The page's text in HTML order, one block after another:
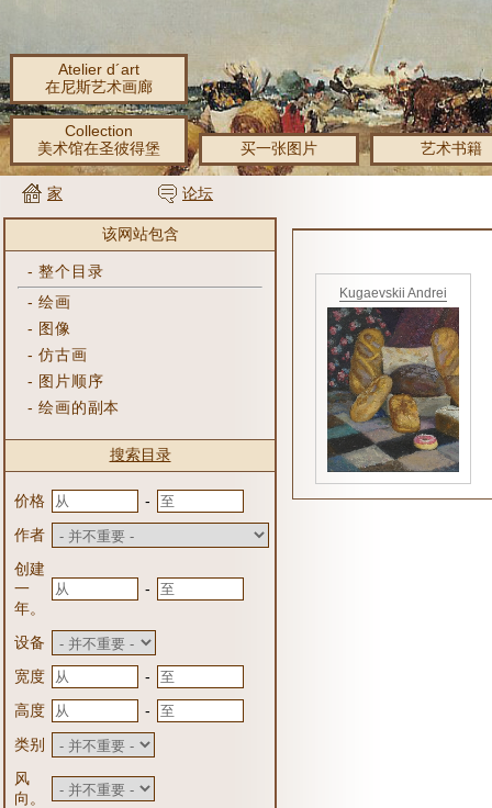
Atelier d´art
在尼斯艺术画廊
Collection
美术馆在圣彼得堡
买一张图片 艺术书籍
家 论坛
该网站包含
-整个目录
-绘画
- 图像
-仿古画
- 图片顺序
-绘画的副本
搜索目录
价格
-
作者
创建
一
年。
-
设备
宽度
-
高度
-
类别
风
向。
Kugaevskii Andrei